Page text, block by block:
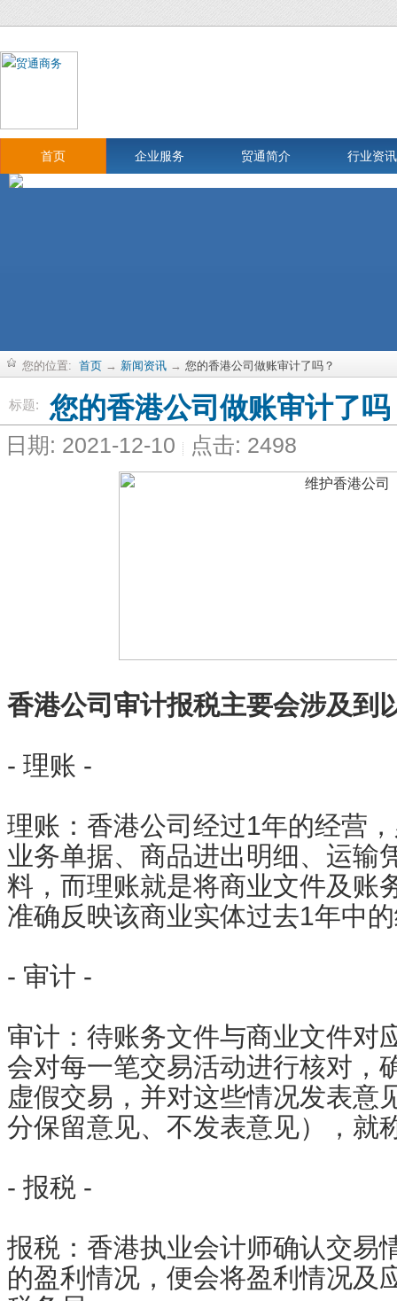
首页 企业服务 贸通简介 行业资讯
您的位置: 首页 → 新闻资讯 → 您的香港公司做账审计了吗？
标题: 您的香港公司做账审计了吗
日期: 2021-12-10 点击: 2498
香港公司审计报税主要会涉及到
- 理账 -
理账：香港公司经过1年的经营
业务单据、商品进出明细、运输
料，而理账就是将商业文件及账
准确反映该商业实体过去1年中
- 审计 -
审计：待账务文件与商业文件对
会对每一笔交易活动进行核对，
虚假交易，并对这些情况发表意
分保留意见、不发表意见），就
- 报税 -
报税：香港执业会计师确认交易
的盈利情况，便会将盈利情况及